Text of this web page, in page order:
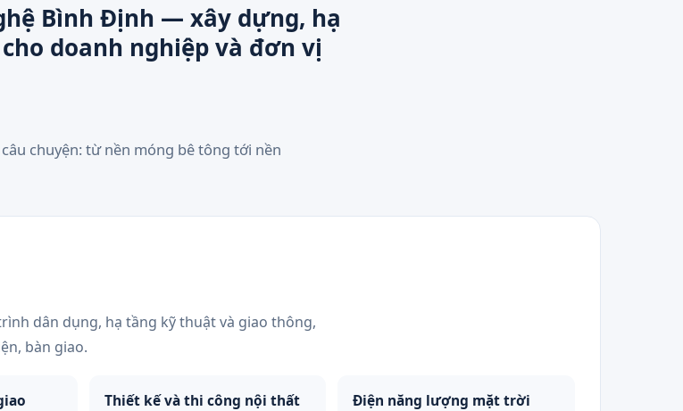
Bình Định — xây dựng, hạ
doanh nghiệp và đơn vị
chuyện: từ nền móng bê tông tới nền
dân dụng, hạ tầng kỹ thuật và giao thông,
bàn giao.
Thiết kế và thi công nội thất Điện năng lượng mặt trời